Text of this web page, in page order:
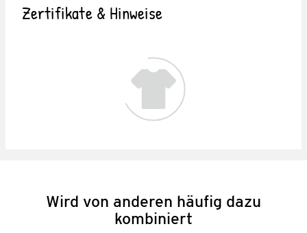
Zertifikate & Hinweise
Wird von anderen häufig dazu
kombiniert